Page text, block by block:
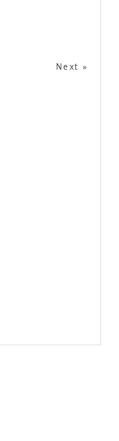
Next »